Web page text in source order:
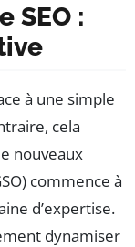
SEO :
à une simple
cela
nouveaux
commence à
d’expertise.
dynamiser